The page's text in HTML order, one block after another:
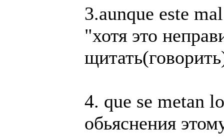
3.aunque este
"хотя это
4. que se metan
обьяснения